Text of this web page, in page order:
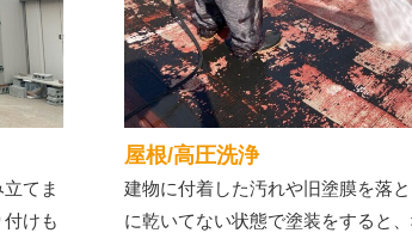
てま
けも
屋根/高圧洗浄
建物に付着した汚れや旧塗膜を落
に乾いてない状態で塗装をすると